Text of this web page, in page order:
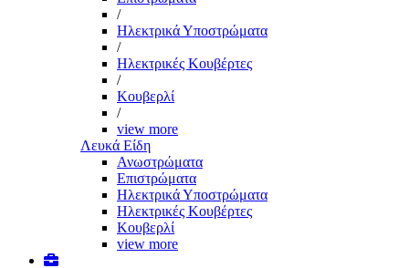
/
Ηλεκτρικά Υποστρώματα
/
Ηλεκτρικές Κουβέρτες
/
Κουβερλί
/
view more
Λευκά Είδη
Ανωστρώματα
Επιστρώματα
Ηλεκτρικά Υποστρώματα
Ηλεκτρικές Κουβέρτες
Κουβερλί
view more